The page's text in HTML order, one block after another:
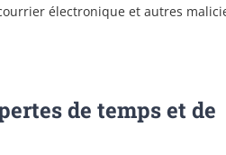
électronique et autres
de temps et de